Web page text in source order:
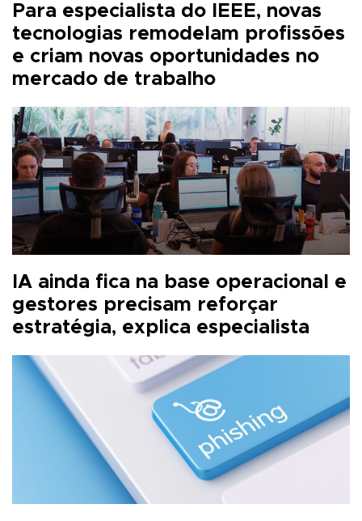
Para especialista do IEEE, novas
tecnologias remodelam profissões
e criam novas oportunidades no
mercado de trabalho
IA ainda fica na base operacional e
gestores precisam reforçar
estratégia, explica especialista